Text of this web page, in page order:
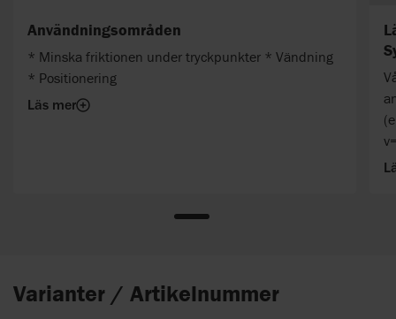
Användningsområden
* Minska friktionen under tryckpunkter * Vändning
* Positionering
Läs mer
Varianter / Artikelnummer